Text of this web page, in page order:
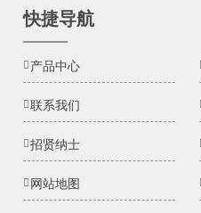
快捷导航
产品中心
联系我们
招贤纳士
网站地图